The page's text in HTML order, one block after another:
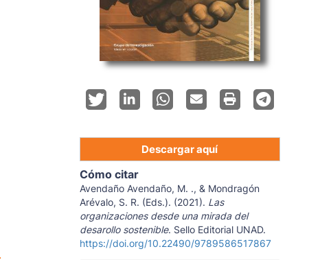
Descargar aquí
Cómo citar
Avendaño Avendaño, M. ., & Mondragón
Arévalo, S. R. (Eds.). (2021). Las
organizaciones desde una mirada del
desarollo sostenible. Sello Editorial UNAD.
https://doi.org/10.22490/9789586517867